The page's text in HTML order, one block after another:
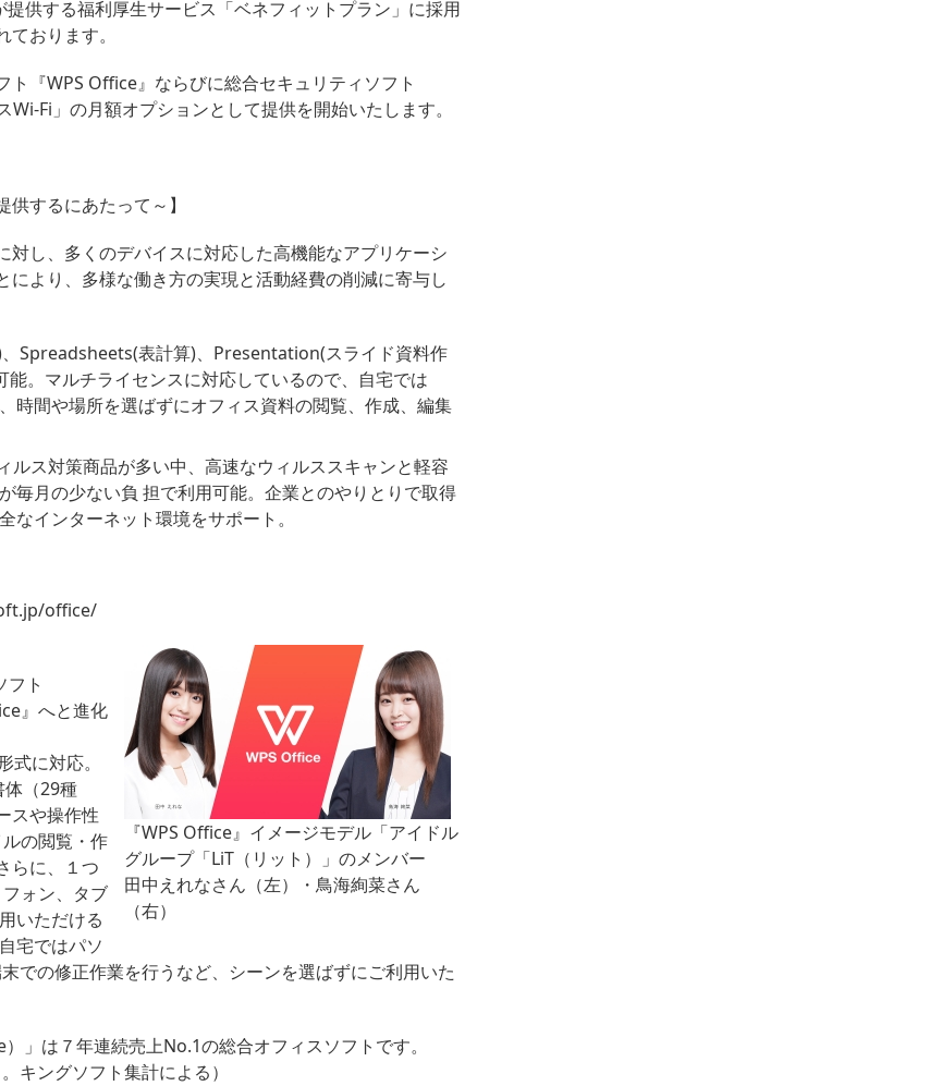
供する福利厚生サービス「ベネフィットプラン」に採用
おります。
『WPS Office』ならびに総合セキュリティソフト
Fi」の月額オプションとして提供を開始いたします。
するにあたって～】
し、多くのデバイスに対応した高機能なアプリケーシ
より、多様な働き方の実現と活動経費の削減に寄与し
Spreadsheets(表計算)、Presentation(スライド資料作
。マルチライセンスに対応しているので、自宅では
時間や場所を選ばずにオフィス資料の閲覧、作成、編集
ス対策商品が多い中、高速なウィルススキャンと軽容
毎月の少ない負 担で利用可能。企業とのやりとりで取得
インターネット環境をサポート。
office/
『WPS Office』イメージモデル「アイドル
グループ「LiT（リット）」のメンバー
田中えれなさん（左）・鳥海絢菜さん
（右）
フト
』へと進化
に対応。
（29種
スや操作性
の閲覧・作
らに、１つ
ォン、タブ
いただける
宅ではパソ
での修正作業を行うなど、シーンを選ばずにご利用いた
」は７年連続売上No.1の総合オフィスソフトです。
キングソフト集計による）